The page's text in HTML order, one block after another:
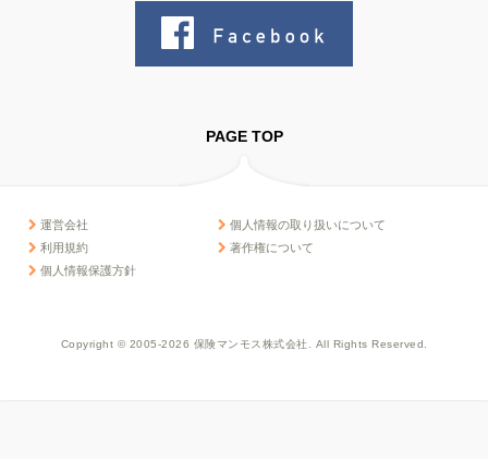
PAGE TOP
運営会社
利用規約
個人情報保護方針
個人情報の取り扱いについて
著作権について
Copyright © 2005-2026 保険マンモス株式会社. All Rights Reserved.